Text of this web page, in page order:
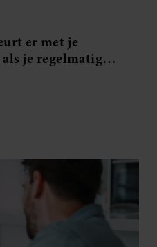
er met je
je regelmatig